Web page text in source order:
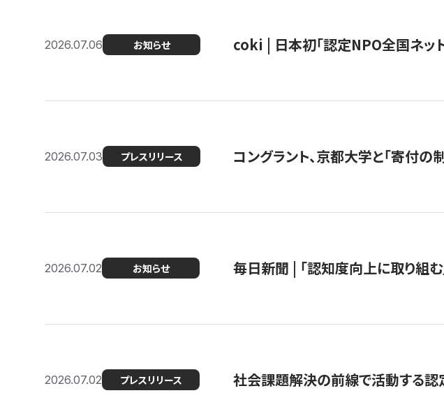
2026.07.06 お知らせ coki | 日本初「認定NPO全国ネッ
2026.07.03 プレスリリース コングラント、京都大学と「寄付
2026.07.02 お知らせ 毎日新聞 | 「認知度向上に取り組
2026.07.02 プレスリリース 社会課題解決の前線で活動する認